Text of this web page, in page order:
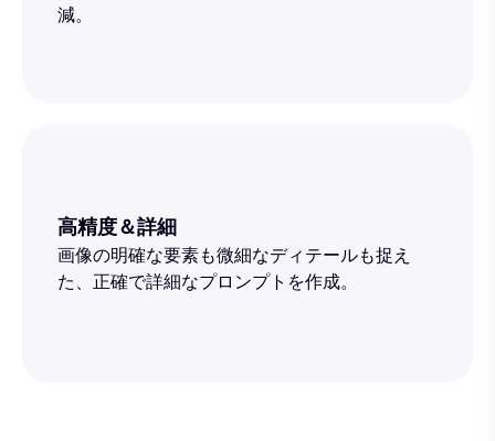
減。
高精度＆詳細
画像の明確な要素も微細なディテールも捉え
た、正確で詳細なプロンプトを作成。